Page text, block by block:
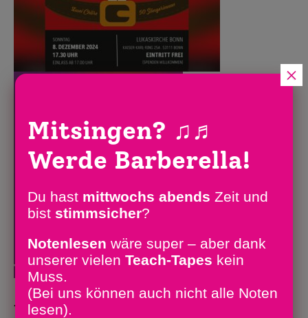
Wir singen auch für Sie!
Mitsingen? ♫♬
Werde Barberella!
Du hast mittwochs abends Zeit und
bist stimm­sicher?
Notenlesen wäre super – aber dank
unserer vielenTeach-Tapes kein
Muss.
(Bei uns können auch nicht alle Noten
lesen).
×